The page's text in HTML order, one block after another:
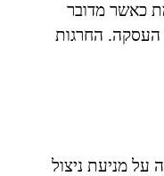
כאשר מדובר
נקבע לפחות מ-7 ימי עסקים ממועד העסקה. החרגות
על מניעת ניצול